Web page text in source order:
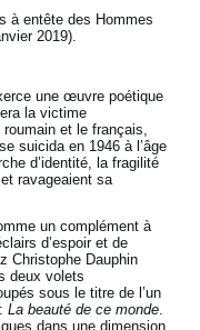
à entête des Hommes
2019).
une œuvre poétique
la victime
et le français,
suicida en 1946 à l’âge
d’identité, la fragilité
ravageaient sa
un complément à
d’espoir et de
Christophe Dauphin
deux volets
sous le titre de l’un
La beauté de ce monde.
dans une dimension